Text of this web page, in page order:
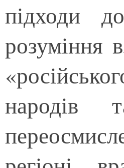
підходи
розуміння
народів